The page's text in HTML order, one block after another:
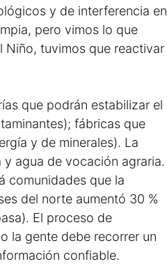
y de interferencia en
pero vimos lo que
Niño, tuvimos que reactivar
que podrán estabilizar el
fábricas que
y de minerales). La
agua de vocación agraria.
comunidades que la
del norte aumentó 30 %
El proceso de
la gente debe recorrer un
confiable.